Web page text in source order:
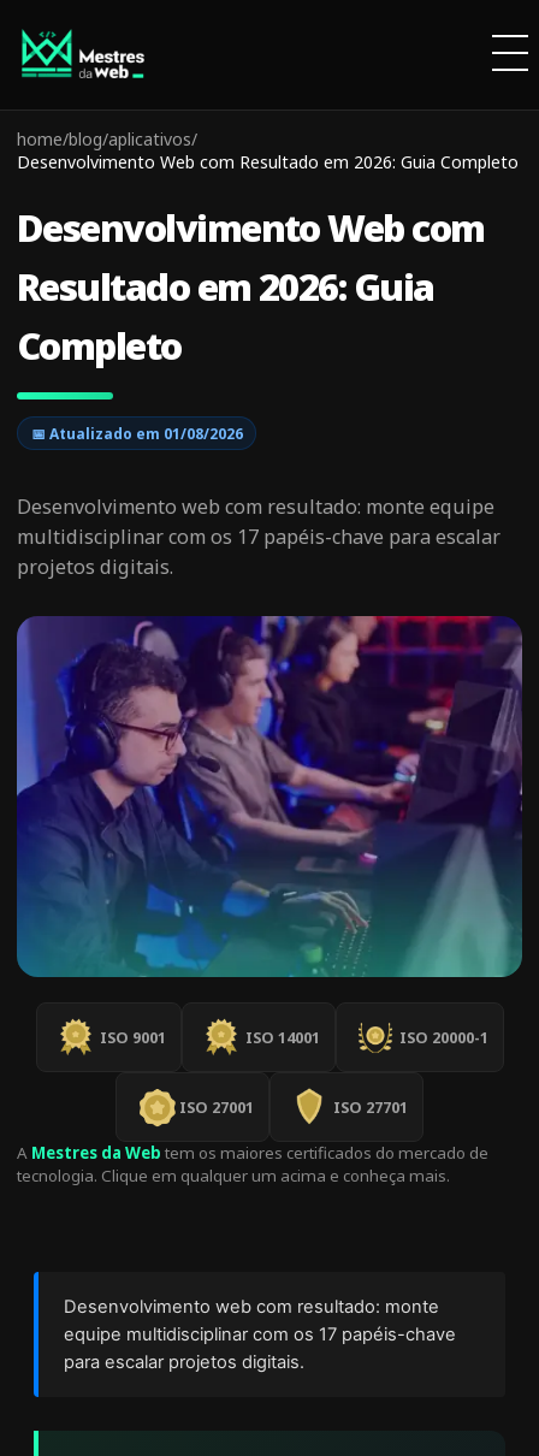
home/blog/aplicativos/
Desenvolvimento Web com Resultado em 2026: Guia Completo
Desenvolvimento Web com
Resultado em 2026: Guia
Completo
📅 Atualizado em 01/08/2026
Desenvolvimento web com resultado: monte equipe
multidisciplinar com os 17 papéis-chave para escalar
projetos digitais.
ISO 9001 ISO 14001 ISO 20000-1
ISO 27001 ISO 27701
A Mestres da Web tem os maiores certificados do mercado de
tecnologia. Clique em qualquer um acima e conheça mais.
Desenvolvimento web com resultado: monte
equipe multidisciplinar com os 17 papéis-chave
para escalar projetos digitais.